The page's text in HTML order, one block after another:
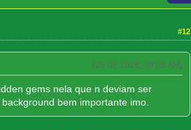
#12
(25-02-2026, 09:06 AM)
gems nela que n deviam ser
bem importante imo.